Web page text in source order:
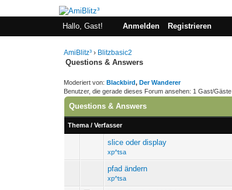
Hallo, Gast!
Anmelden Registrieren
AmiBlitz³ › Blitzbasic2
Questions & Answers
Moderiert von:Blackbird,Der Wanderer
Benutzer, die gerade dieses Forum ansehen: 1 Gast/Gäste
Questions & Answers
Thema /Verfasser
slice oder display
xp^tsa
pfad ändern
xp^tsa